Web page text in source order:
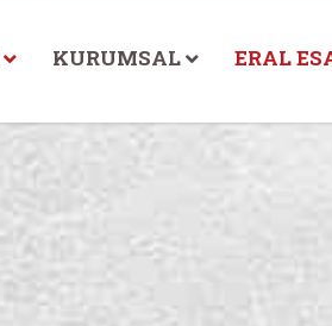
KURUMSAL ERAL